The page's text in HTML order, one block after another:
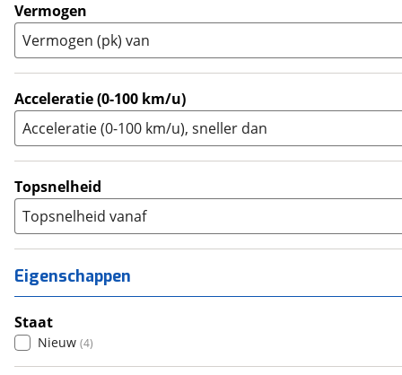
Trike (0)
Zijspan 0)
Vermogen
Vermogen (pk) van
Acceleratie (0-100 km/u)
Acceleratie (0-100 km/u), sneller dan
Topsnelheid
Topsnelheid vanaf
Eigenschappen
Staat
Nieuw (4)